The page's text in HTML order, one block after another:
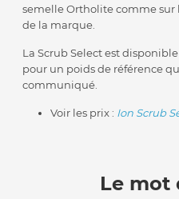
semelle Ortholite comme
de la marque.
La Scrub Select est
pour un poids de référence
communiqué.
Voir les prix : Ion Scrub
Le mot